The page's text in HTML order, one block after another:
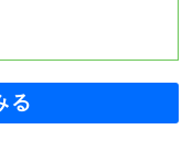
る